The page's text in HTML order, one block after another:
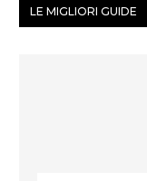
LE MIGLIORI GUIDE